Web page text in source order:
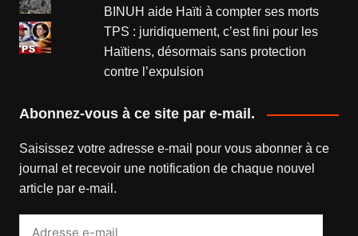
BINUH aide Haïti à compter ses morts
TPS : juridiquement, c’est fini pour les
Haïtiens, désormais sans protection
contre l’expulsion
Abonnez-vous à ce site par e-mail.
Saisissez votre adresse e-mail pour vous abonner à ce
journal et recevoir une notification de chaque nouvel
article par e-mail.